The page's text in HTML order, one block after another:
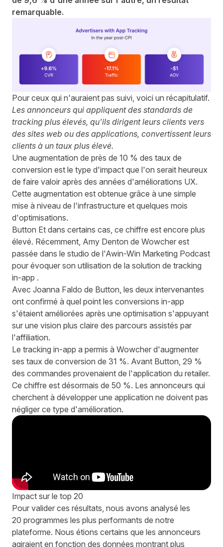
remarquable.
Pour ceux qui n'auraient pas suivi, voici un récapitulatif.
Les annonceurs qui appliquent des standards de
tracking plus élevés, qu'ils dirigent leurs clients vers
des sites web ou des applications, convertissent leurs
clients à un taux plus élevé.
Une augmentation de près de 10 % des taux de
conversion est le type d'impact que l'on serait heureux
de faire valoir après des années d'améliorations UX.
Cette augmentation est obtenue grâce à une simple
mise à niveau de l'infrastructure et quelques mois
d'optimisations.
Button Et dans certains cas, ce chiffre est encore plus
élevé. Récemment, Amy Denton de Wowcher est
passée dans le studio de l'Awin-Win Marketing Podcast
pour évoquer son utilisation de la solution de tracking
in-app .
Avec Joanna Faldo de Button, les deux intervenantes
ont confirmé à quel point les conversions in-app
s'étaient améliorées après une optimisation s'appuyant
sur une vision plus claire des parcours assistés par
l'affiliation.
Le tracking in-app a permis à Wowcher d'augmenter
ses taux de conversion de 31 %. Avant Button, 29 %
des commandes provenaient de l'application du retailer.
Ce chiffre est désormais de 50 %. Les annonceurs qui
cherchent à développer une application ne doivent pas
négliger ce type d'amélioration.
Impact sur le top 20
Pour valider ces résultats, nous avons analysé les
20 programmes les plus performants de notre
plateforme. Nous étions certains que les annonceurs
agiraient en fonction des données montrant plus